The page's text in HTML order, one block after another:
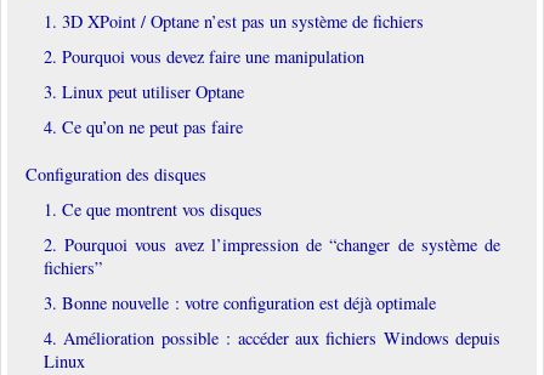
1. 3D XPoint / Optane n’est pas un système de fichiers
2. Pourquoi vous devez faire une manipulation
3. Linux peut utiliser Optane
4. Ce qu’on ne peut pas faire
Configuration des disques
1. Ce que montrent vos disques
2. Pourquoi vous avez l’impression de “changer de système de
fichiers”
3. Bonne nouvelle : votre configuration est déjà optimale
4. Amélioration possible : accéder aux fichiers Windows depuis
Linux